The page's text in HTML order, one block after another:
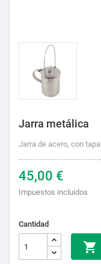
Jarra metálica
Jarra de acero, con
45,00 €
Impuestos incluidos
Cantidad
